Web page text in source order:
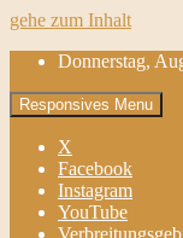
gehe zum Inhalt
Donnerstag,
Responsives Menu
X
Facebook
Instagram
YouTube